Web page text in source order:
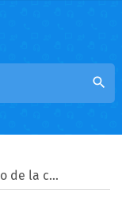
search
Base de conocimiento de la comunidad